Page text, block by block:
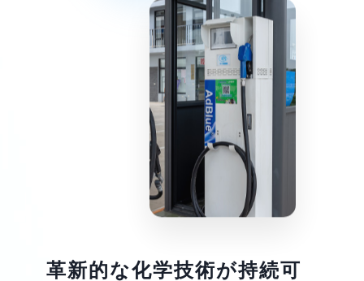
革新的な化学技術が持続可